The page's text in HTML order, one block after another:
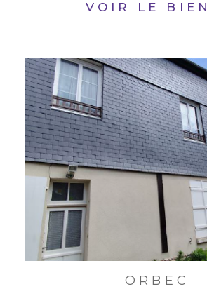
VOIR LE BIEN
ORBEC